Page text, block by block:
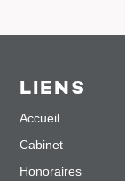
LIENS
Accueil
Cabinet
Honoraires